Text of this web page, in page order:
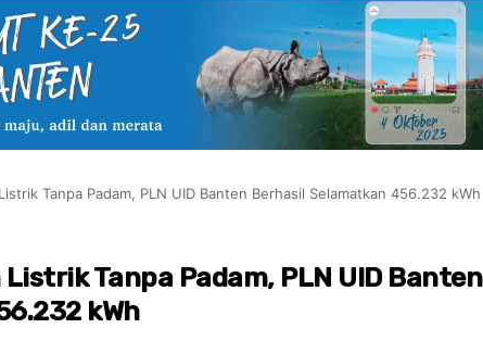
Tanpa Padam, PLN UID Banten Berhasil Selamatkan 456.232 kWh
Tanpa Padam, PLN UID Banten
kWh